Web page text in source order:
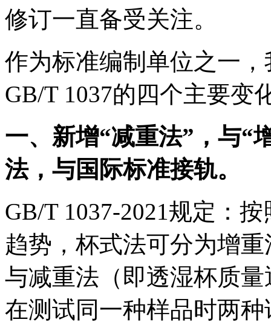
修订一直备受关注。
作为标准编制单位之一
GB/T 1037的四个主要变
一、新增“减重法”，与“
法，与国际标准接轨。
GB/T 1037-2021规定：
趋势，杯式法可分为增
与减重法（即透湿杯质
在测试同一种样品时两